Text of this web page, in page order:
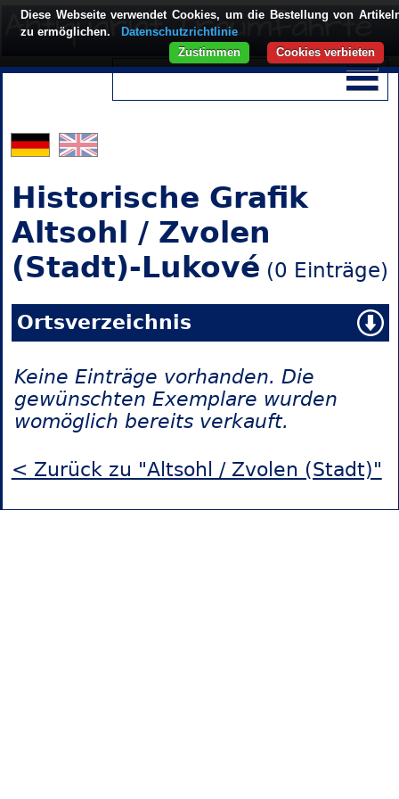
Historische Grafik
Altsohl / Zvolen
(Stadt)-Lukové (0 Einträge)
Ortsverzeichnis
Keine Einträge vorhanden. Die
gewünschten Exemplare wurden
womöglich bereits verkauft.
< Zurück zu "Altsohl / Zvolen (Stadt)"
Diese Webseite verwendet Cookies, um die Bestellung von
zu ermöglichen.
Datenschutzrichtlinie
Cookies verbieten
Zustimmen